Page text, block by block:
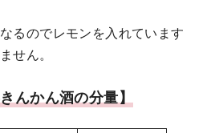
るのでレモンを入れています
せん。
んかん酒の分量】